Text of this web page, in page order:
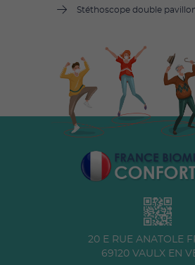
Stéthoscope double
20 E RUE ANATOLE
69120 VAULX EN